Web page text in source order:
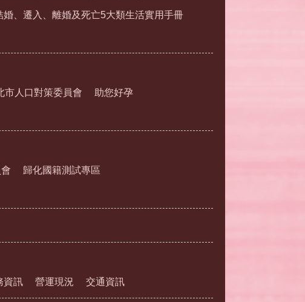
婚、遷入、離婚及死亡5大類生活實用手冊
市人口對策委員會 助您好孕
歸化國籍測試專區
資訊 營運現況 交通資訊